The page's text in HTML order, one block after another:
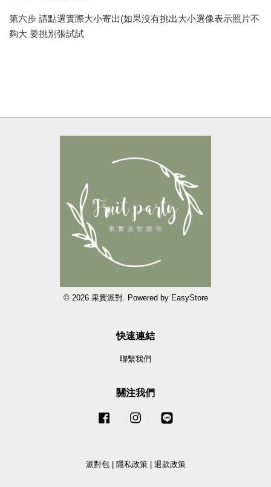
第六步 請點選實際大小寄出(如果沒有挑出大小選像表示照片不
夠大 要挑別張試試
© 2026 果實派對. Powered by EasyStore
快速連結
聯繫我們
關注我們
Facebook Instagram
派對包| 隱私政策| 退款政策